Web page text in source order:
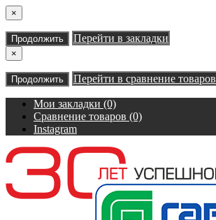
×
Продолжить Перейти в закладки
×
Продолжить Перейти в сравнение товаров
Мои закладки (0)
Сравнение товаров (0)
Instagram